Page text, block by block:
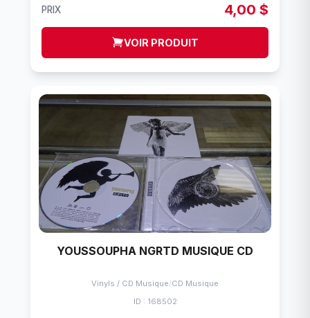
PRIX 4,00 $
VOIR PRODUIT
YOUSSOUPHA NGRTD MUSIQUE CD
Vinyls / CD Musique/CD Musique
ID : 168502